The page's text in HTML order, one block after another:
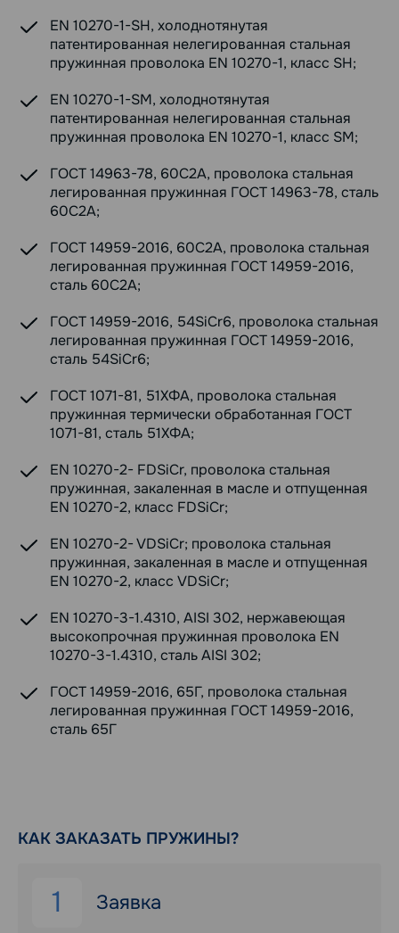
EN 10270-1-SH, холоднотянутая
патентированная нелегированная стальная
пружинная проволока EN 10270-1, класс SH;
EN 10270-1-SM, холоднотянутая
патентированная нелегированная стальная
пружинная проволока EN 10270-1, класс SM;
ГОСТ 14963-78, 60С2А, проволока стальная
легированная пружинная ГОСТ 14963-78, сталь
60С2А;
ГОСТ 14959-2016, 60С2А, проволока стальная
легированная пружинная ГОСТ 14959-2016,
сталь 60С2А;
ГОСТ 14959-2016, 54SiCr6, проволока стальная
легированная пружинная ГОСТ 14959-2016,
сталь 54SiCr6;
ГОСТ 1071-81, 51ХФА, проволока стальная
пружинная термически обработанная ГОСТ
1071-81, сталь 51ХФА;
EN 10270-2- FDSiCr, проволока стальная
пружинная, закаленная в масле и отпущенная
EN 10270-2, класс FDSiCr;
EN 10270-2- VDSiCr; проволока стальная
пружинная, закаленная в масле и отпущенная
EN 10270-2, класс VDSiCr;
EN 10270-3-1.4310, AISI 302, нержавеющая
высокопрочная пружинная проволока EN
10270-3-1.4310, сталь AISI 302;
ГОСТ 14959-2016, 65Г, проволока стальная
легированная пружинная ГОСТ 14959-2016,
сталь 65Г
КАК ЗАКАЗАТЬ ПРУЖИНЫ?
1 Заявка